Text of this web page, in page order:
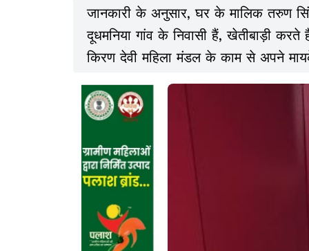
जानकारी के अनुसार, घर के मालिक तरुण
दूधमनिया गांव के निवासी हैं, खेतीबाड़ी
किरण देवी महिला मंडल के काम से अपने